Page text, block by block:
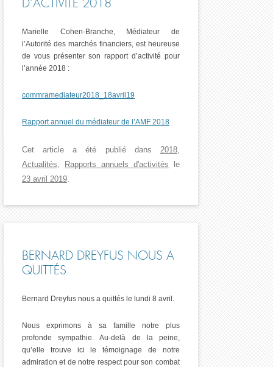
D’ACTIVITE 2018
Marielle Cohen-Branche, Médiateur de
l’Autorité des marchés financiers, est heureuse
de vous présenter son rapport d’activité pour
l’année 2018 :
commramediateur2018_18avril19
Rapport annuel du médiateur de l’AMF 2018
Cet article a été publié dans 2018,
Actualités, Rapports annuels d'activités le
23 avril 2019.
BERNARD DREYFUS NOUS A
QUITTÉS
Bernard Dreyfus nous a quittés le lundi 8 avril.
Nous exprimons à sa famille notre plus
profonde sympathie. Au-delà de la peine,
qu’elle trouve ici le témoignage de notre
admiration et de notre respect pour son combat